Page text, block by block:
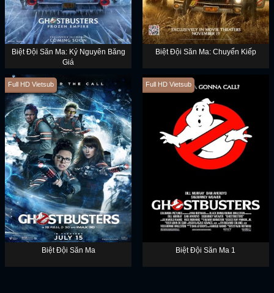
Biệt Đội Săn Ma: Kỷ Nguyên Băng
Giá
Biệt Đội Săn Ma: Chuyển Kiếp
Full HD Vietsub
Biệt Đội Săn Ma
Full HD Vietsub
Biệt Đội Săn Ma 1